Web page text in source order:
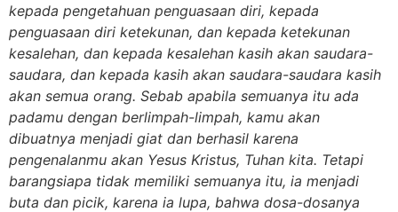
kepada pengetahuan penguasaan diri, kepada
penguasaan diri ketekunan, dan kepada ketekunan
kesalehan, dan kepada kesalehan kasih akan saudara-
saudara, dan kepada kasih akan saudara-saudara kasih
akan semua orang. Sebab apabila semuanya itu ada
padamu dengan berlimpah-limpah, kamu akan
dibuatnya menjadi giat dan berhasil karena
pengenalanmu akan Yesus Kristus, Tuhan kita. Tetapi
barangsiapa tidak memiliki semuanya itu, ia menjadi
buta dan picik, karena ia lupa, bahwa dosa-dosanya